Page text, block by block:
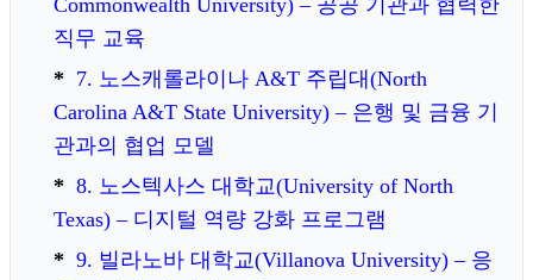
Commonwealth University) – 공공 기관과 협력한
직무 교육
7. 노스캐롤라이나 A&T 주립대(North
Carolina A&T State University) – 은행 및 금융 기
관과의 협업 모델
8. 노스텍사스 대학교(University of North
Texas) – 디지털 역량 강화 프로그램
9. 빌라노바 대학교(Villanova University) – 응